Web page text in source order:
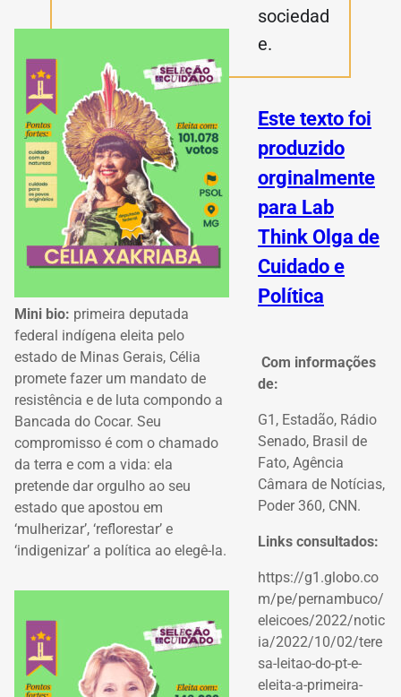
Mini bio: primeira deputada
federal indígena eleita pelo
estado de Minas Gerais, Célia
promete fazer um mandato de
resistência e de luta compondo a
Bancada do Cocar. Seu
compromisso é com o chamado
da terra e com a vida: ela
pretende dar orgulho ao seu
estado que apostou em
‘mulherizar’, ‘reflorestar’ e
‘indigenizar’ a política ao elegê-la.
sociedad
e.
Este texto foi
produzido
orginalmente
para Lab
Think Olga de
Cuidado e
Política
Com informações
de:
G1, Estadão, Rádio
Senado, Brasil de
Fato, Agência
Câmara de Notícias,
Poder 360, CNN.
Links consultados:
https://g1.globo.co
m/pe/pernambuco/
eleicoes/2022/notic
ia/2022/10/02/tere
sa-leitao-do-pt-e-
eleita-a-primeira-